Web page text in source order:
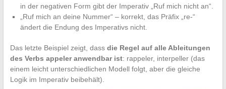
in der negativen Form gibt der Imperativ „Ruf mich nicht an“.
„Ruf mich an deine Nummer“ – korrekt, das Präfix „re-“
ändert die Endung des Imperativs nicht.
Das letzte Beispiel zeigt, dass die Regel auf alle Ableitungen
des Verbs appeler anwendbar ist: rappeler, interpeller (das
einem leicht unterschiedlichen Modell folgt, aber die gleiche
Logik im Imperativ beibehält).